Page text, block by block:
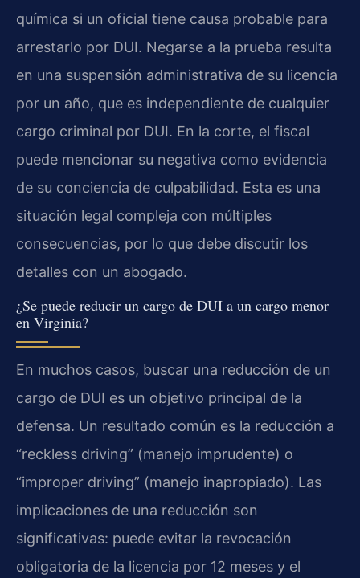
química si un oficial tiene causa probable para
arrestarlo por DUI. Negarse a la prueba resulta
en una suspensión administrativa de su licencia
por un año, que es independiente de cualquier
cargo criminal por DUI. En la corte, el fiscal
puede mencionar su negativa como evidencia
de su conciencia de culpabilidad. Esta es una
situación legal compleja con múltiples
consecuencias, por lo que debe discutir los
detalles con un abogado.
¿Se puede reducir un cargo de DUI a un cargo menor
en Virginia?
En muchos casos, buscar una reducción de un
cargo de DUI es un objetivo principal de la
defensa. Un resultado común es la reducción a
“reckless driving” (manejo imprudente) o
“improper driving” (manejo inapropiado). Las
implicaciones de una reducción son
significativas: puede evitar la revocación
obligatoria de la licencia por 12 meses y el